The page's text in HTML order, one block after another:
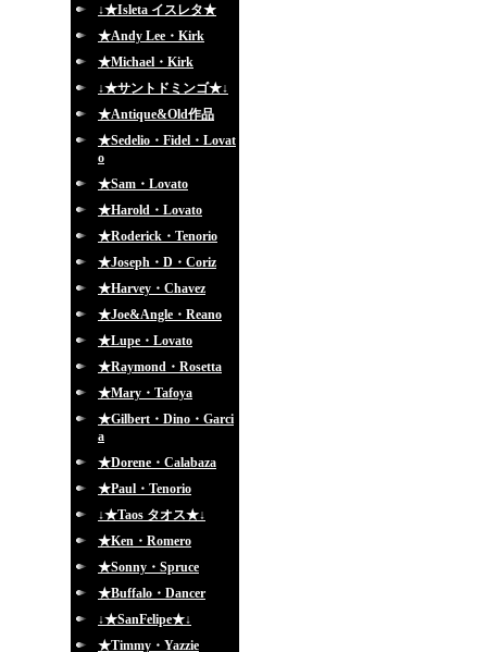
↓★Isleta イスレタ★
★Andy Lee・Kirk
★Michael・Kirk
↓★サントドミンゴ★↓
★Antique&Old作品
★Sedelio・Fidel・Lovat
o
★Sam・Lovato
★Harold・Lovato
★Roderick・Tenorio
★Joseph・D・Coriz
★Harvey・Chavez
★Joe&Angle・Reano
★Lupe・Lovato
★Raymond・Rosetta
★Mary・Tafoya
★Gilbert・Dino・Garci
a
★Dorene・Calabaza
★Paul・Tenorio
↓★Taos タオス★↓
★Ken・Romero
★Sonny・Spruce
★Buffalo・Dancer
↓★SanFelipe★↓
★Timmy・Yazzie